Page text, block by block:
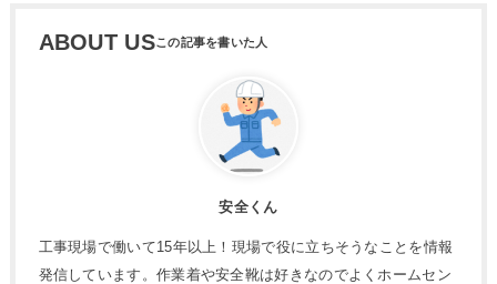
ABOUT US
安全くん
工事現場で働いて15年以上！現場で役に立ちそうなことを情報
発信しています。作業着や安全靴は好きなのでよくホームセン